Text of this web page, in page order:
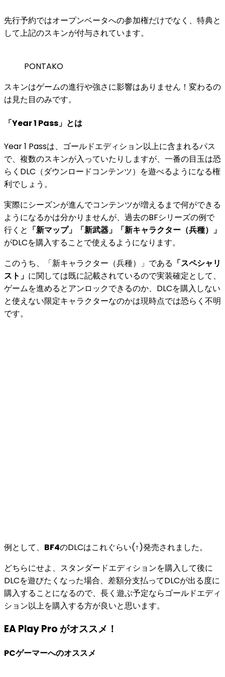
先行予約ではオープンベータへの参加権だけでなく、特典と
して上記のスキンが付与されています。
PONTAKO
スキンはゲームの進行や強さに影響はありません！変わるの
は見た目のみです。
「Year 1 Pass」とは
Year 1 Passは、ゴールドエディション以上に含まれるパス
で、複数のスキンが入っていたりしますが、一番の目玉は恐
らく DLC（ダウンロードコンテンツ）を遊べるようになる権
利でしょう。
実際にシーズンが進んでコンテンツが増えるまで何ができる
ようになるかは分かりませんが、過去のBFシリーズの例で
行くと 「新マップ」「新武器」「新キャラクター（兵種）」
がDLCを購入することで使えるようになります。
このうち、「新キャラクター（兵種）」である 「スペシャリ
スト」 に関しては既に記載されているので実装確定として、
ゲームを進めるとアンロックできるのか、 DLCを購入しない
と使えない限定キャラクターなのかは現時点では恐らく不明
です。
例として、 BF4のDLCはこれぐらい(↑)発売されました。
どちらにせよ、スタンダードエディションを購入して後に
DLCを遊びたくなった場合、 差額分支払ってDLCが出る度に
購入することになるので、 長く遊ぶ予定ならゴールドエディ
ション以上を購入する方が良いと思います。
EA Play Pro がオススメ！
PCゲーマーへのオススメ